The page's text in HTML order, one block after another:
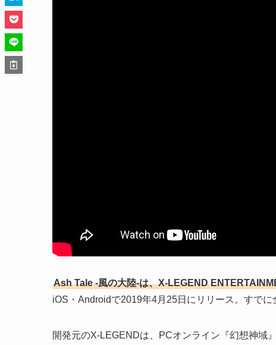
Ash Tale -風の大陸-は、X-LEGEND
iOS・Androidで2019年4月25日にリリース。すで
開発元のX-LEGENDは、PCオンライン『幻想神域